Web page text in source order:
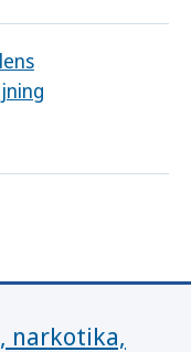
narkotika,